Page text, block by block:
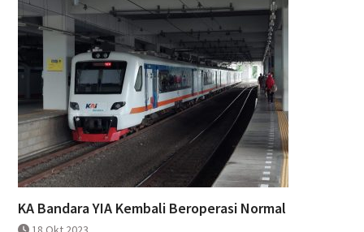
KA Bandara YIA Kembali Beroperasi Normal